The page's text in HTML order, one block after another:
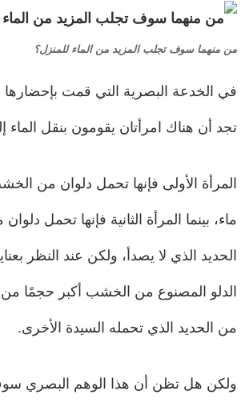
من منهما سوف تجلب المزيد من الماء للمنزل؟
في الخدعة البصرية التي قمت
تجد أن هناك امرأتان يقومون بنقل الماء
المرأة الأولى فإنها تحمل دلوان من
ماء، بينما المرأة الثانية فإنها تحمل
الحديد الذي لا يصدأ، ولكن عند النظر
الدلو المصنوع من الخشب أكبر حجمًا من
من الحديد الذي تحمله السيدة الأخرى.
ولكن هل تظن أن هذا الوهم البصري